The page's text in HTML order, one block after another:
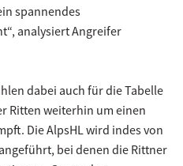
spannendes
analysiert Angreifer
dabei auch für die Tabelle
Ritten weiterhin um einen
Die AlpsHL wird indes von
bei denen die Rittner